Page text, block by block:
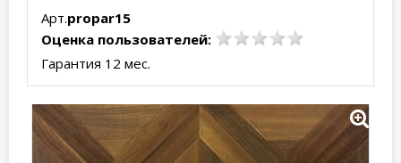
Арт.propar15
Оценка пользователей:
Гарантия 12 мес.